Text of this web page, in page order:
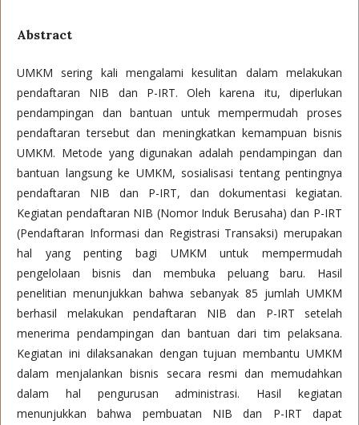
Abstract
UMKM sering kali mengalami kesulitan dalam melakukan
pendaftaran NIB dan P-IRT. Oleh karena itu, diperlukan
pendampingan dan bantuan untuk mempermudah proses
pendaftaran tersebut dan meningkatkan kemampuan bisnis
UMKM. Metode yang digunakan adalah pendampingan dan
bantuan langsung ke UMKM, sosialisasi tentang pentingnya
pendaftaran NIB dan P-IRT, dan dokumentasi kegiatan.
Kegiatan pendaftaran NIB (Nomor Induk Berusaha) dan P-IRT
(Pendaftaran Informasi dan Registrasi Transaksi) merupakan
hal yang penting bagi UMKM untuk mempermudah
pengelolaan bisnis dan membuka peluang baru. Hasil
penelitian menunjukkan bahwa sebanyak 85 jumlah UMKM
berhasil melakukan pendaftaran NIB dan P-IRT setelah
menerima pendampingan dan bantuan dari tim pelaksana.
Kegiatan ini dilaksanakan dengan tujuan membantu UMKM
dalam menjalankan bisnis secara resmi dan memudahkan
dalam hal pengurusan administrasi. Hasil kegiatan
menunjukkan bahwa pembuatan NIB dan P-IRT dapat